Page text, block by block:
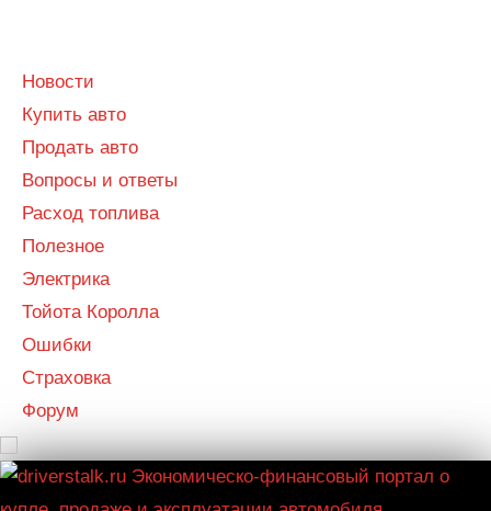
Новости
Купить авто
Продать авто
Вопросы и ответы
Расход топлива
Полезное
Электрика
Тойота Королла
Ошибки
Страховка
Форум